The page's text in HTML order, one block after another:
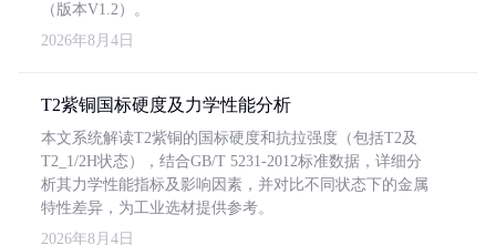
（版本V1.2）。
2026年8月4日
T2紫铜国标硬度及力学性能分析
本文系统解读T2紫铜的国标硬度和抗拉强度（包括T2及
T2_1/2H状态），结合GB/T 5231-2012标准数据，详细分
析其力学性能指标及影响因素，并对比不同状态下的金属
特性差异，为工业选材提供参考。
2026年8月4日